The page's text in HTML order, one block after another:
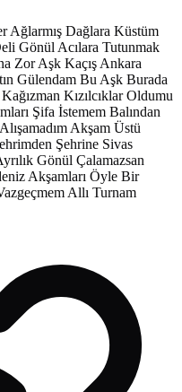
Ağlarmış Dağlara Küstüm
Gönül Acılara Tutunmak
Zor Aşk Kaçış Ankara
Gülendam Bu Aşk Burada
Kızılcıklar Oldumu
Şifa İstemem Balından
Akşam Üstü
Şehrine Sivas
Gönül Çalamazsan
Akşamları Öyle Bir
Allı Turnam